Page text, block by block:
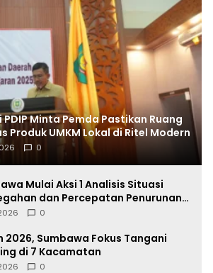
PDIP Minta Pemda Pastikan Ruang
Produk UMKM Lokal di Ritel Modern
0
Mulai Aksi 1 Analisis Situasi
dan Percepatan Penurunan
Tahun 2026
0
2026, Sumbawa Fokus Tangani
di 7 Kacamatan
0